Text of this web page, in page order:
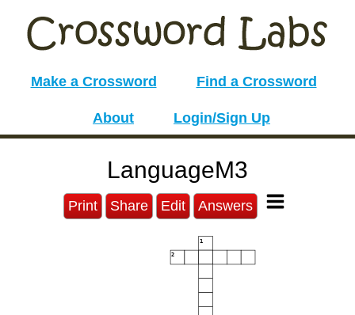
Make a Crossword Find a Crossword
About Login/Sign Up
LanguageM3
Print Share Edit Answers
1
2